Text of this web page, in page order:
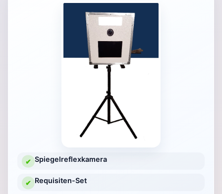
✔ Spiegelreflexkamera
✔ Requisiten-Set